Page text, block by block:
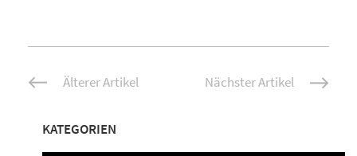
Beitrags-Älterer Artikel Nächster Artikel
KATEGORIEN